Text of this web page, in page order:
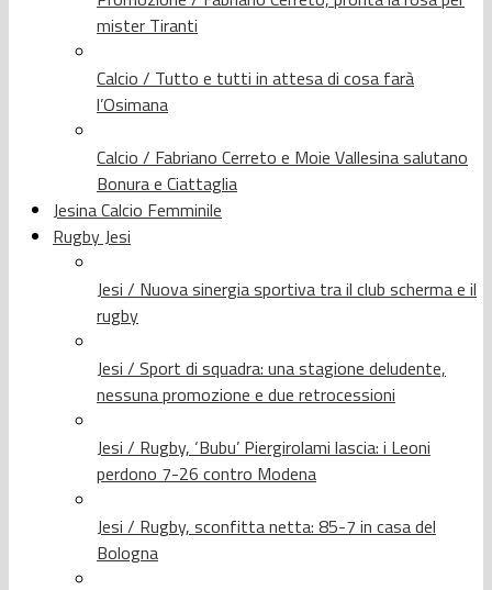
mister Tiranti
Calcio / Tutto e tutti in attesa di cosa farà
l’Osimana
Calcio / Fabriano Cerreto e Moie Vallesina salutano
Bonura e Ciattaglia
Jesina Calcio Femminile
Rugby Jesi
Jesi / Nuova sinergia sportiva tra il club scherma e il
rugby
Jesi / Sport di squadra: una stagione deludente,
nessuna promozione e due retrocessioni
Jesi / Rugby, ‘Bubu’ Piergirolami lascia: i Leoni
perdono 7-26 contro Modena
Jesi / Rugby, sconfitta netta: 85-7 in casa del
Bologna